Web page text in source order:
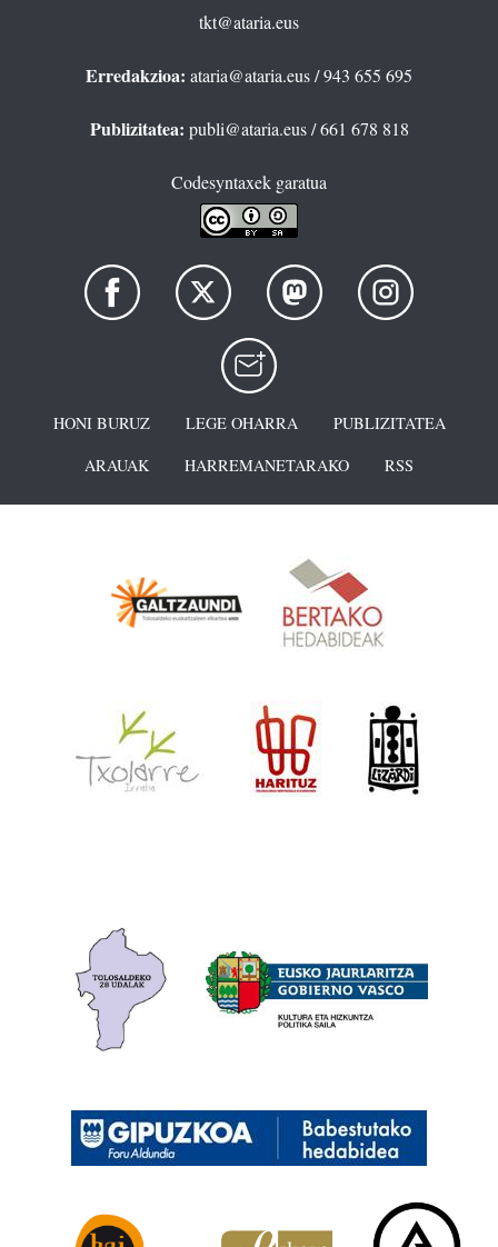
tkt@ataria.eus
Erredakzioa: ataria@ataria.eus/ 943 655 695
Publizitatea: publi@ataria.eus/ 661 678 818
Codesyntaxek garatua
HONI BURUZ LEGE OHARRA
PUBLIZITATEA
ARAUAK
HARREMANETARAKO RSS